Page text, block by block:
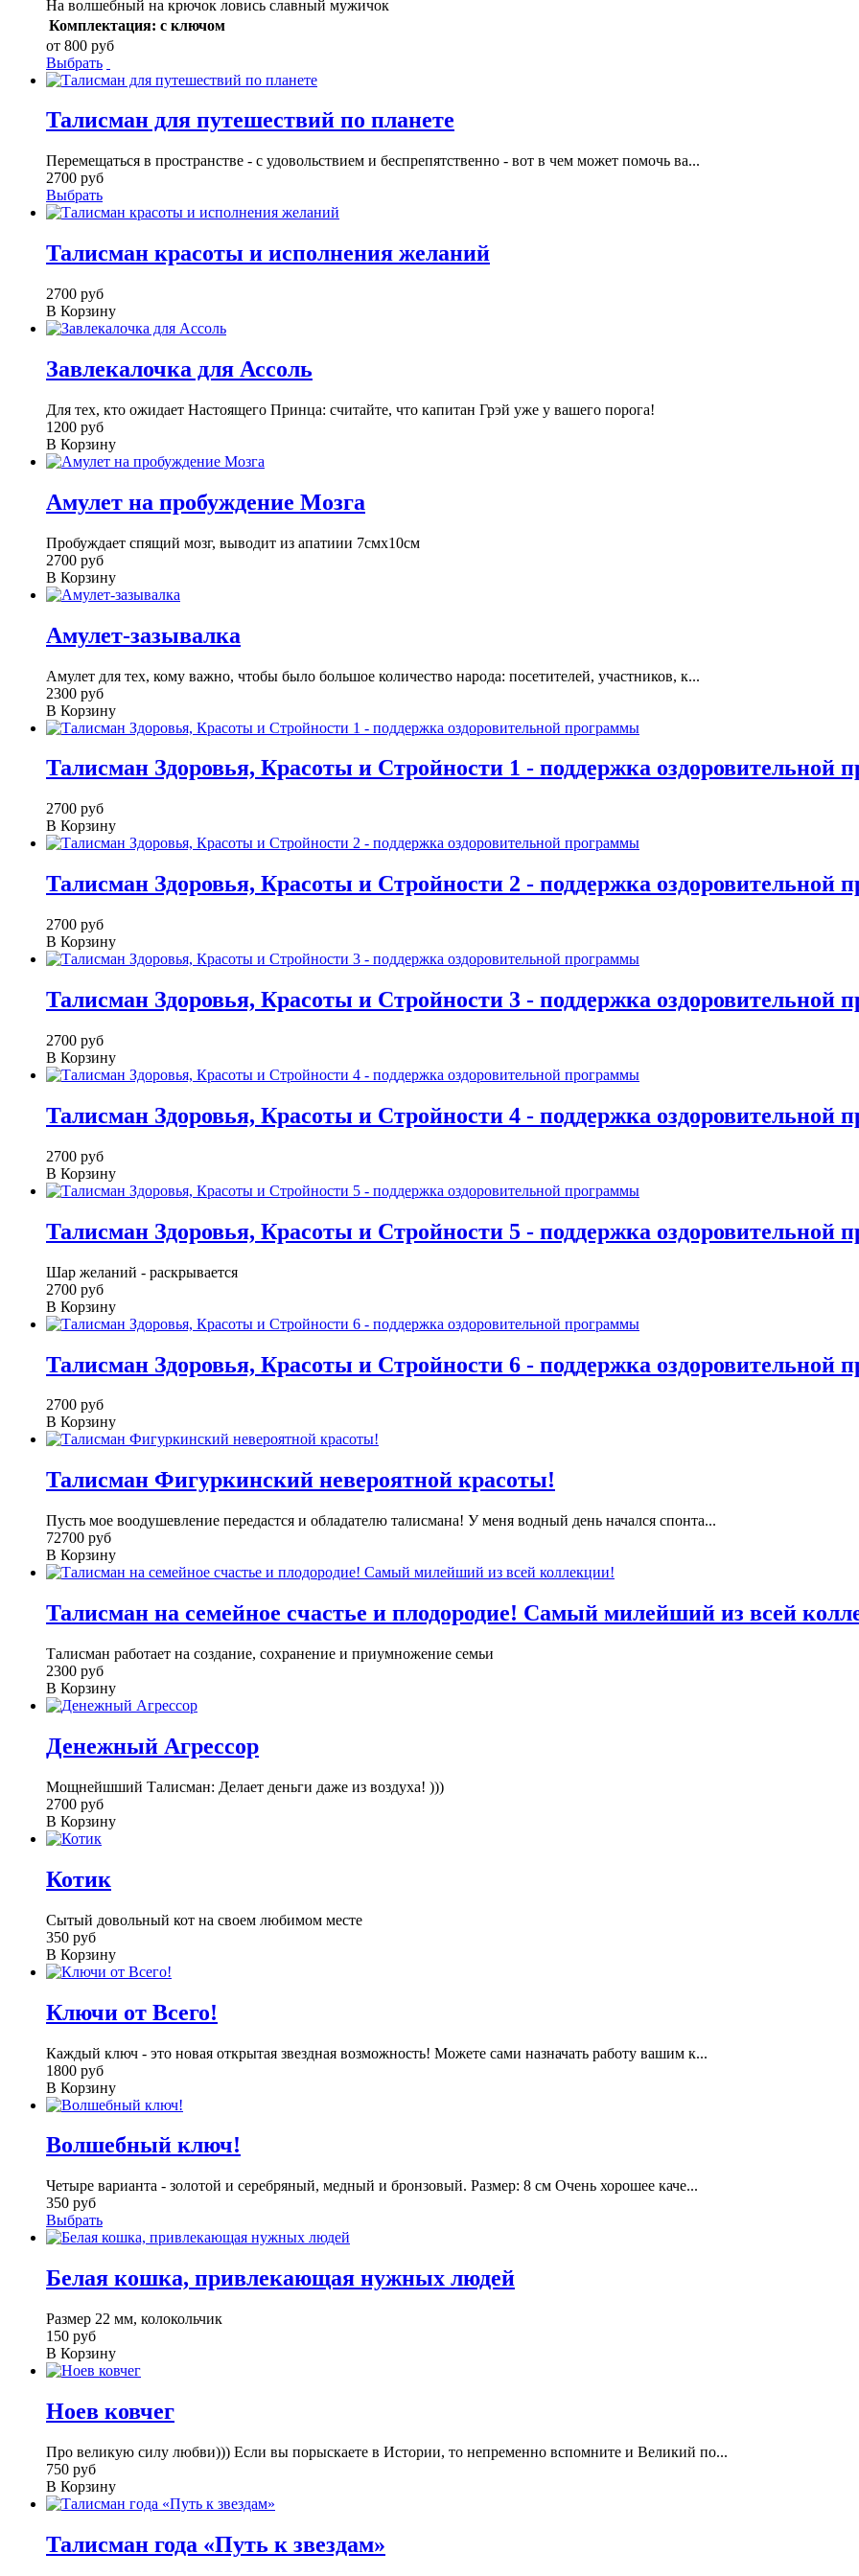
На волшебный на крючок ловись славный мужичок
Комплектация: с ключом
от 800 руб
Выбрать
Талисман для путешествий по планете
Перемещаться в пространстве - с удовольствием и беспрепятственно - вот в чем может помочь ва...
2700 руб
Выбрать
Талисман красоты и исполнения желаний
2700 руб
В Корзину
Завлекалочка для Ассоль
Для тех, кто ожидает Настоящего Принца: считайте, что капитан Грэй уже у вашего порога!
1200 руб
В Корзину
Амулет на пробуждение Мозга
Пробуждает спящий мозг, выводит из апатиии 7смх10см
2700 руб
В Корзину
Амулет-зазывалка
Амулет для тех, кому важно, чтобы было большое количество народа: посетителей, участников, к...
2300 руб
В Корзину
Талисман Здоровья, Красоты и Стройности 1 - поддержка оздоровительной
2700 руб
В Корзину
Талисман Здоровья, Красоты и Стройности 2 - поддержка оздоровительной
2700 руб
В Корзину
Талисман Здоровья, Красоты и Стройности 3 - поддержка оздоровительной
2700 руб
В Корзину
Талисман Здоровья, Красоты и Стройности 4 - поддержка оздоровительной
2700 руб
В Корзину
Талисман Здоровья, Красоты и Стройности 5 - поддержка оздоровительной
Шар желаний - раскрывается
2700 руб
В Корзину
Талисман Здоровья, Красоты и Стройности 6 - поддержка оздоровительной
2700 руб
В Корзину
Талисман Фигуркинский невероятной красоты!
Пусть мое воодушевление передастся и обладателю талисмана! У меня водный день начался спонта...
72700 руб
В Корзину
Талисман на семейное счастье и плодородие! Самый милейший из всей
Талисман работает на создание, сохранение и приумножение семьи
2300 руб
В Корзину
Денежный Агрессор
Мощнейшший Талисман: Делает деньги даже из воздуха! )))
2700 руб
В Корзину
Котик
Сытый довольный кот на своем любимом месте
350 руб
В Корзину
Ключи от Всего!
Каждый ключ - это новая открытая звездная возможность! Можете сами назначать работу вашим к...
1800 руб
В Корзину
Волшебный ключ!
Четыре варианта - золотой и серебряный, медный и бронзовый. Размер: 8 см Очень хорошее каче...
350 руб
Выбрать
Белая кошка, привлекающая нужных людей
Размер 22 мм, колокольчик
150 руб
В Корзину
Ноев ковчег
Про великую силу любви))) Если вы порыскаете в Истории, то непременно вспомните и Великий по...
750 руб
В Корзину
Талисман года «Путь к звездам»